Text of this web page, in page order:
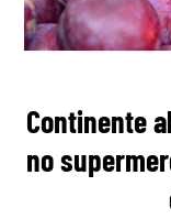
Continente
no